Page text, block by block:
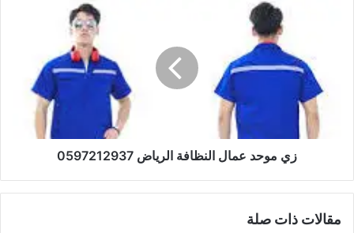
زي موحد عمال النظافة الرياض 0597212937
مقالات ذات صلة